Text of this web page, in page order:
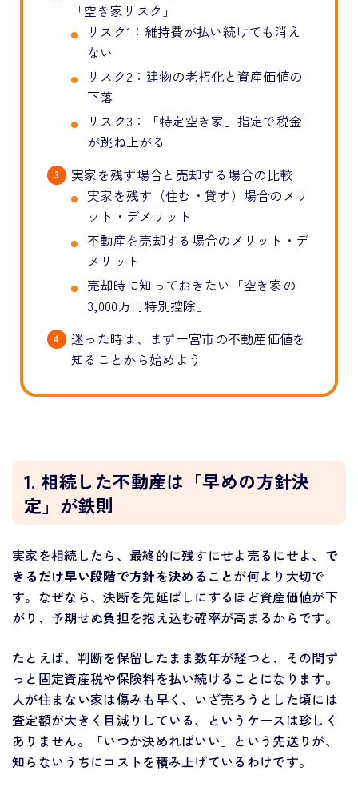
「空き家リスク」
リスク1：維持費が払い続けても消え
ない
リスク2：建物の老朽化と資産価値の
下落
リスク3：「特定空き家」指定で税金
が跳ね上がる
実家を残す場合と売却する場合の比較
実家を残す（住む・貸す）場合のメリ
ット・デメリット
不動産を売却する場合のメリット・デ
メリット
売却時に知っておきたい「空き家の
3,000万円特別控除」
迷った時は、まず一宮市の不動産価値を
知ることから始めよう
1. 相続した不動産は「早めの方針決
定」が鉄則
実家を相続したら、最終的に残すにせよ売るにせよ、 で
きるだけ早い段階で方針を決めることが何より大切で
す。なぜなら、決断を先延ばしにするほど資産価値が下
がり、予期せぬ負担を抱え込む確率が高まるからです。
たとえば、判断を保留したまま数年が経つと、その間ず
っと固定資産税や保険料を払い続けることになります。
人が住まない家は傷みも早く、いざ売ろうとした頃には
査定額が大きく目減りしている、というケースは珍しく
ありません。「いつか決めればいい」という先送りが、
知らないうちにコストを積み上げているわけです。